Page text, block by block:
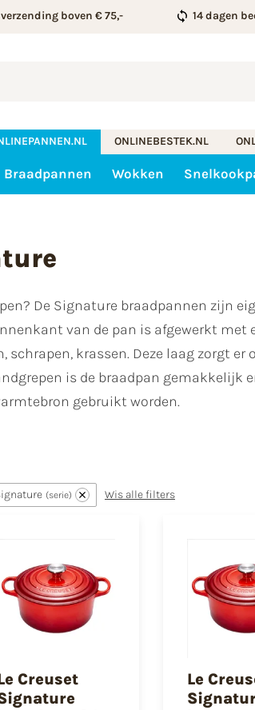
boven € 75,- 14 dagen
ONLINEBESTEK.NL
Braadpannen Wokken
De Signature braadpannen zijn
van de pan is afgewerkt met
krassen. Deze laag zorgt
is de braadpan gemakkelijk
gebruikt worden.
serie Wis alle filters
Creuset
Le